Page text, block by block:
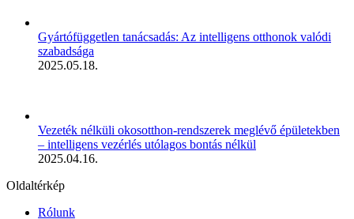
Gyártófüggetlen tanácsadás: Az intelligens otthonok valódi
szabadsága
2025.05.18.
Vezeték nélküli okosotthon-rendszerek meglévő épületekben
– intelligens vezérlés utólagos bontás nélkül
2025.04.16.
Oldaltérkép
Rólunk